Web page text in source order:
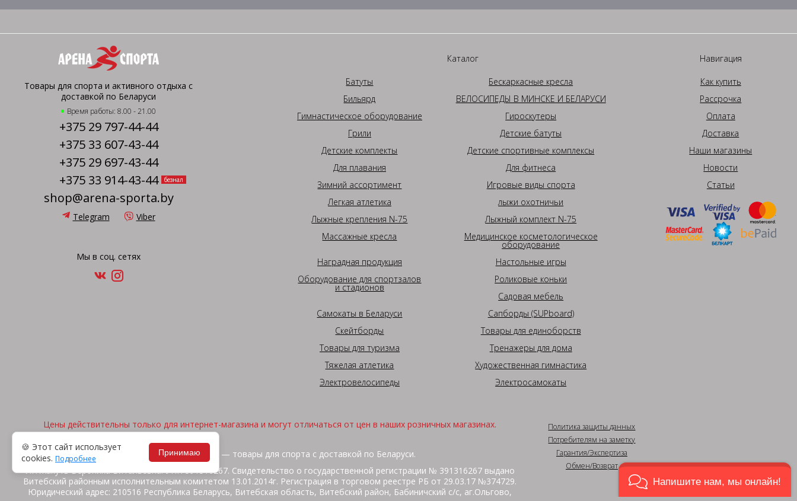
Товары для спорта и активного отдыха с
доставкой по Беларуси
Время работы: 8.00 - 21.00
+375 29 797-44-44
+375 33 607-43-44
+375 29 697-43-44
+375 33 914-43-44
безнал
shop@arena-sporta.by
Telegram Viber
Мы в соц. сетях
Каталог
Батуты
Бескаркасные кресла
Бильярд
ВЕЛОСИПЕДЫ В МИНСКЕ И БЕЛАРУСИ
Гимнастическое оборудование
Гироскутеры
Грили
Детские батуты
Детские комплекты
Детские спортивные комплексы
Для плавания
Для фитнеса
Зимний ассортимент
Игровые виды спорта
Легкая атлетика
лыжи охотничьи
Лыжные крепления N-75
Лыжный комплект N-75
Массажные кресла
Медицинское косметологическое
оборудование
Наградная продукция
Настольные игры
Оборудование для спортзалов
и стадионов
Роликовые коньки
Садовая мебель
Самокаты в Беларуси
Сапборды (SUPboard)
Скейтборды
Товары для единоборств
Товары для туризма
Тренажеры для дома
Тяжелая атлетика
Художественная гимнастика
Электровелосипеды
Электросамокаты
Навигация
Как купить
Рассрочка
Оплата
Доставка
Наши магазины
Новости
Статьи
Цены действительны только для интернет-магазина и могут отличаться от цен в наших розничных магазинах.
2026, © "Арена спорта" — товары для спорта с доставкой по Беларуси.
ИП Жакуть Вероника Витальевна. УНП 391316267. Свидетельство о государственной регистрации № 391316267 выдано
Витебский районным исполнительным комитетом 13.01.2014г. Регистрация в торговом реестре РБ от 29.03.17 №374729.
Юридический адрес: 210516 Республика Беларусь, Витебская область, Витебский район, Бабиничский с/с, аг.Ольгово,
Политика защиты данных
Потребителям на заметку
Гарантия/Экспертиза
Обмен/Возврат
🍪 Этот сайт использует
cookies. Подробнее
Принимаю
Напишите нам, мы онлайн!